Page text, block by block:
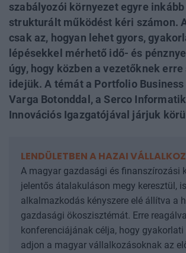
szabályozói környezet egyre inkább
strukturált működést kéri számon.
csak az, hogyan lehet gyors,
lépésekkel mérhető idő- és
úgy, hogy közben a vezetőknek
idejük. A témát a Portfolio Business
Varga Botonddal, a Serco
Innovációs Igazgatójával járjuk
LENDÜLETBEN A HAZAI
A magyar gazdasági és finanszírozási
jelentős átalakuláson megy keresztül,
alkalmazkodás kényszere elé állítva a
gazdasági ökoszisztémát. Erre
konferenciájának célja, hogy
adjon a magyar vállalkozásoknak az